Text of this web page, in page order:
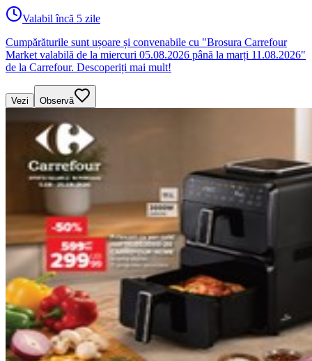
Valabil încă 5 zile
Cumpărăturile sunt ușoare și convenabile cu "Brosura Carrefour
Market valabilă de la miercuri 05.08.2026 până la marți 11.08.2026"
de la Carrefour. Descoperiți mai mult!
Vezi Observă